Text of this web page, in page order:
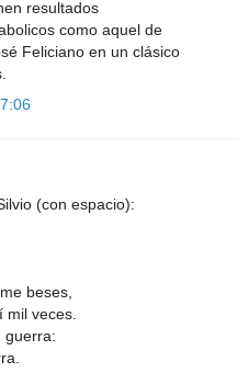
resultados
como aquel de
Feliciano en un clásico
(con espacio):
beses,
veces.
guerra: